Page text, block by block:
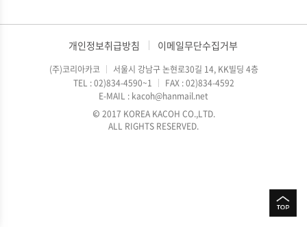
개인정보취급방침 이메일무단수집거부
(주)코리아카코
서울시 강남구 논현로30길 14, KK빌딩 4층
TEL : 02)834-4590~1
FAX : 02)834-4592
E-MAIL : kacoh@hanmail.net
© 2017 KOREA KACOH CO.,LTD.
ALL RIGHTS RESERVED.